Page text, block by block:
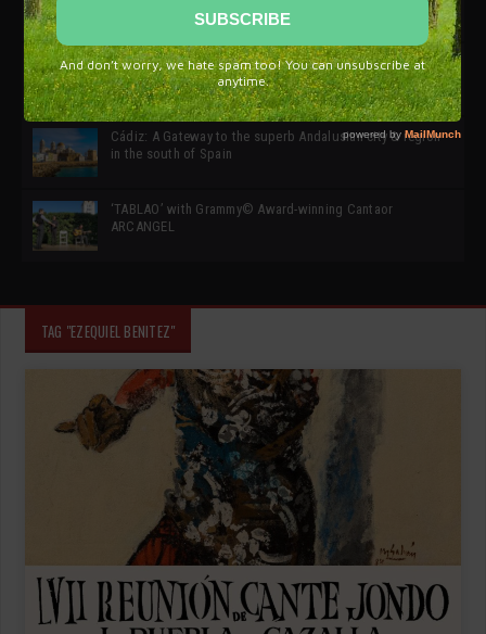
SIMOF 30 Edition 2025 * ‘We are all SIMOF’
Cádiz: A Gateway to the superb Andalusian city & region
in the south of Spain
‘TABLAO’ with Grammy© Award-winning Cantaor
ARCANGEL
TAG "EZEQUIEL BENITEZ"